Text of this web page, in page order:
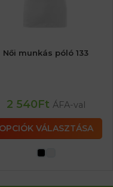
Női munkás póló 133
2 540Ft ÁFA-val
OPCIÓK VÁLASZTÁSA